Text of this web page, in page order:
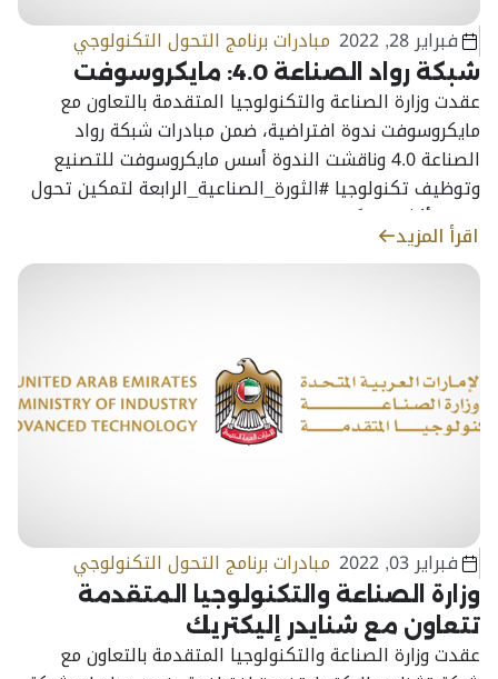
فبراير 28, 2022 مبادرات برنامج التحول التكنولوجي
شبكة رواد الصناعة 4.0: مايكروسوفت
عقدت وزارة الصناعة والتكنولوجيا المتقدمة بالتعاون مع
مايكروسوفت ندوة افتراضية، ضمن مبادرات شبكة رواد
الصناعة 4.0 وناقشت الندوة أسس مايكروسوفت للتصنيع
وتوظيف تكنولوجيا #الثورة_الصناعية_الرابعة لتمكين تحول
رقمي أكثر تقدمًا في قطاع التصنيع
اقرأ المزيد
فبراير 03, 2022 مبادرات برنامج التحول التكنولوجي
وزارة الصناعة والتكنولوجيا المتقدمة
تتعاون مع شنايدر إليكتريك
عقدت وزارة الصناعة والتكنولوجيا المتقدمة بالتعاون مع